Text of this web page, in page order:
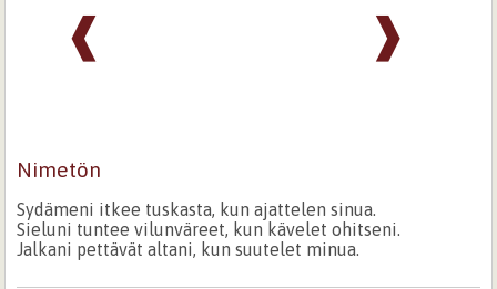
❱
❰
Nimetön
Sydämeni itkee tuskasta, kun ajattelen sinua.
Sieluni tuntee vilunväreet, kun kävelet ohitseni.
Jalkani pettävät altani, kun suutelet minua.